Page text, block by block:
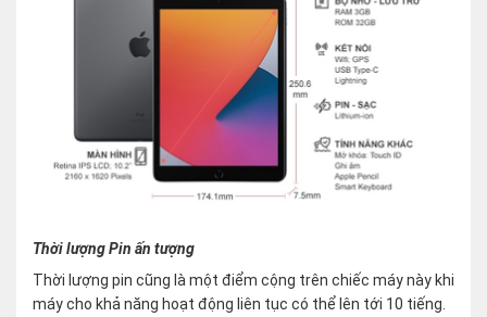
Thời lượng Pin ấn tượng
Thời lượng pin cũng là một điểm cộng trên chiếc máy này khi
máy cho khả năng hoạt động liên tục có thể lên tới 10 tiếng.